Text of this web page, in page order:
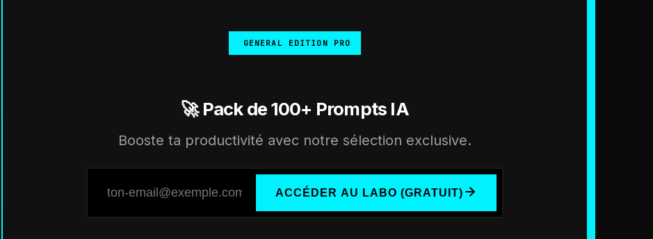
GENERAL EDITION PRO
🚀 Pack de 100+ Prompts IA
Booste ta productivité avec notre sélection exclusive.
ACCÉDER AU LABO (GRATUIT)